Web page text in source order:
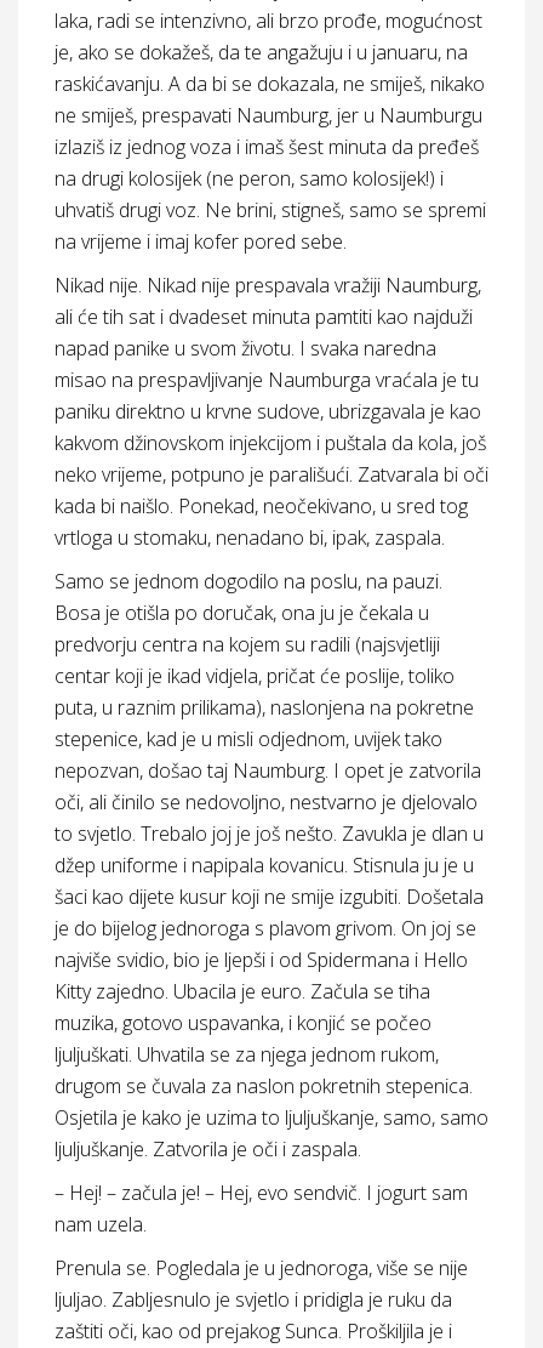
laka, radi se intenzivno, ali brzo prođe, mogućnost
je, ako se dokažeš, da te angažuju i u januaru, na
raskićavanju. A da bi se dokazala, ne smiješ, nikako
ne smiješ, prespavati Naumburg, jer u Naumburgu
izlaziš iz jednog voza i imaš šest minuta da pređeš
na drugi kolosijek (ne peron, samo kolosijek!) i
uhvatiš drugi voz. Ne brini, stigneš, samo se spremi
na vrijeme i imaj kofer pored sebe.
Nikad nije. Nikad nije prespavala vražiji Naumburg,
ali će tih sat i dvadeset minuta pamtiti kao najduži
napad panike u svom životu. I svaka naredna
misao na prespavljivanje Naumburga vraćala je tu
paniku direktno u krvne sudove, ubrizgavala je kao
kakvom džinovskom injekcijom i puštala da kola, još
neko vrijeme, potpuno je parališući. Zatvarala bi oči
kada bi naišlo. Ponekad, neočekivano, u sred tog
vrtloga u stomaku, nenadano bi, ipak, zaspala.
Samo se jednom dogodilo na poslu, na pauzi.
Bosa je otišla po doručak, ona ju je čekala u
predvorju centra na kojem su radili (najsvjetliji
centar koji je ikad vidjela, pričat će poslije, toliko
puta, u raznim prilikama), naslonjena na pokretne
stepenice, kad je u misli odjednom, uvijek tako
nepozvan, došao taj Naumburg. I opet je zatvorila
oči, ali činilo se nedovoljno, nestvarno je djelovalo
to svjetlo. Trebalo joj je još nešto. Zavukla je dlan u
džep uniforme i napipala kovanicu. Stisnula ju je u
šaci kao dijete kusur koji ne smije izgubiti. Došetala
je do bijelog jednoroga s plavom grivom. On joj se
najviše svidio, bio je ljepši i od Spidermana i Hello
Kitty zajedno. Ubacila je euro. Začula se tiha
muzika, gotovo uspavanka, i konjić se počeo
ljuljuškati. Uhvatila se za njega jednom rukom,
drugom se čuvala za naslon pokretnih stepenica.
Osjetila je kako je uzima to ljuljuškanje, samo, samo
ljuljuškanje. Zatvorila je oči i zaspala.
– Hej! – začula je! – Hej, evo sendvič. I jogurt sam
nam uzela.
Prenula se. Pogledala je u jednoroga, više se nije
ljuljao. Zabljesnulo je svjetlo i pridigla je ruku da
zaštiti oči, kao od prejakog Sunca. Proškiljila je i